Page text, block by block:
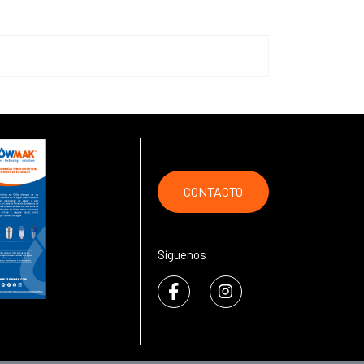
CONTACTO
Síguenos